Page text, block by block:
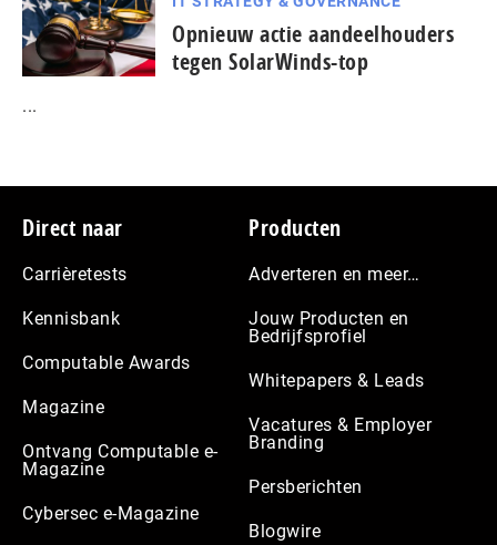
Opnieuw actie aandeelhouders
tegen SolarWinds-top
...
Footer
Direct naar
Carrièretests
Kennisbank
Computable Awards
Magazine
Ontvang Computable e-
Magazine
Cybersec e-Magazine
Producten
Adverteren en meer…
Jouw Producten en
Bedrijfsprofiel
Whitepapers & Leads
Vacatures & Employer
Branding
Persberichten
Blogwire